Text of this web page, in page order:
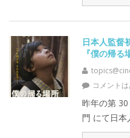
日本人監督
『僕の帰る
コメント
昨年の第
門 にて日